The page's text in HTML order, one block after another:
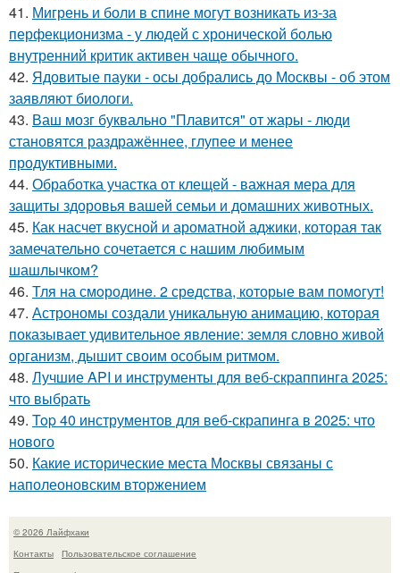
41. Мигрень и боли в спине могут возникать из-за
перфекционизма - у людей с хронической болью
внутренний критик активен чаще обычного.
42. Ядовитые пауки - осы добрались до Москвы - об этом
заявляют биологи.
43. Ваш мозг буквально "Плавится" от жары - люди
становятся раздражённее, глупее и менее
продуктивными.
44. Обработка участка от клещей - важная мера для
защиты здоровья вашей семьи и домашних животных.
45. Как насчет вкусной и ароматной аджики, которая так
замечательно сочетается с нашим любимым
шашлычком?
46. Тля на смoродинe. 2 срeдства, которые вам помoгут!
47. Астрономы создали уникальную анимацию, которая
показывает удивительное явление: земля словно живой
организм, дышит своим особым ритмом.
48. Лучшие API и инструменты для веб-скраппинга 2025:
что выбрать
49. Top 40 инструментов для веб-скрапинга в 2025: что
нового
50. Какие исторические места Москвы связаны с
наполеоновским вторжением
© 2026 Лайфхаки
Контакты
Пользовательское соглашение